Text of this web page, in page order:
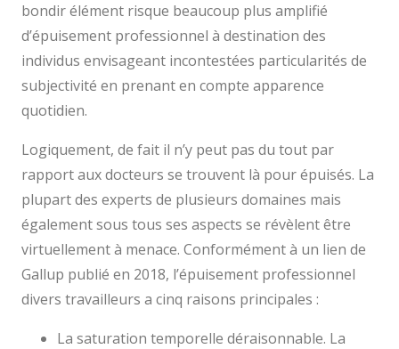
bondir élément risque beaucoup plus amplifié
d’épuisement professionnel à destination des
individus envisageant incontestées particularités de
subjectivité en prenant en compte apparence
quotidien.
Logiquement, de fait il n’y peut pas du tout par
rapport aux docteurs se trouvent là pour épuisés. La
plupart des experts de plusieurs domaines mais
également sous tous ses aspects se révèlent être
virtuellement à menace. Conformément à un lien de
Gallup publié en 2018, l’épuisement professionnel
divers travailleurs a cinq raisons principales :
La saturation temporelle déraisonnable. La